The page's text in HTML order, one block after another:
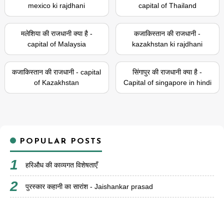
mexico ki rajdhani
capital of Thailand
मलेशिया की राजधानी क्या है -
capital of Malaysia
कजाकिस्तान की राजधानी -
kazakhstan ki rajdhani
कजाकिस्तान की राजधानी - capital
of Kazakhstan
सिंगापुर की राजधानी क्या है -
Capital of singapore in hindi
POPULAR POSTS
हरिऔध की काव्यगत विशेषताएँ
पुरस्कार कहानी का सारांश - Jaishankar prasad